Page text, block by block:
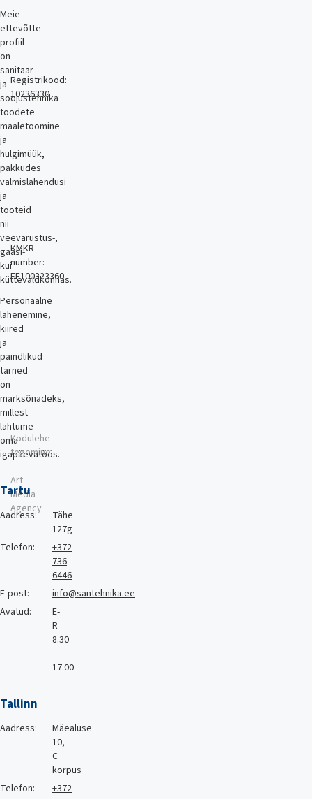
Meie
ettevõtte
profiil
on
sanitaar-
ja
soojustehnika
toodete
maaletoomine
ja
hulgimüük,
pakkudes
valmislahendusi
ja
tooteid
nii
veevarustus-,
gaasi-
kui
küttevaldkonnas.
Personaalne
lähenemine,
kiired
ja
paindlikud
tarned
on
märksõnadeks,
millest
lähtume
oma
igapäevatöös.
Tartu
Aadress:
Tähe
127g
Telefon:
+372
736
6446
E-post:
info@santehnika.ee
Avatud:
E-
R
8.30
-
17.00
Tallinn
Aadress:
Mäealuse
10,
C
korpus
Telefon:
+372
Registrikood:
10236330
KMKR
number:
EE100323360
Kodulehe
tegemine
-
Art
Media
Agency